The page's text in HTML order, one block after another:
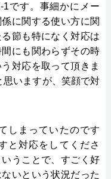
1です。事細かにメー
に関する使い方に関
節も特になく対応は
にも関わらずその時
対応を取って頂きま
思いますが、笑顔で対
しまっていたのです
と対応をしてくださ
うことで、すごく好
いという状況だった